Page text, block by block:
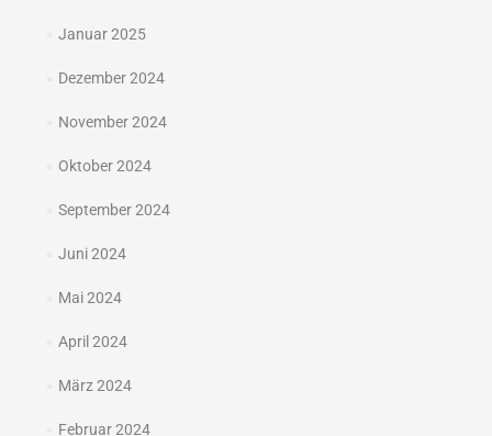
Januar 2025
Dezember 2024
November 2024
Oktober 2024
September 2024
Juni 2024
Mai 2024
April 2024
März 2024
Februar 2024